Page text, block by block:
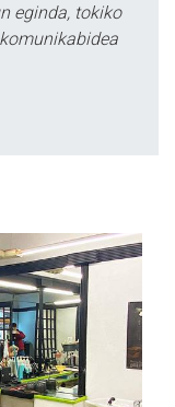
eginda, tokiko